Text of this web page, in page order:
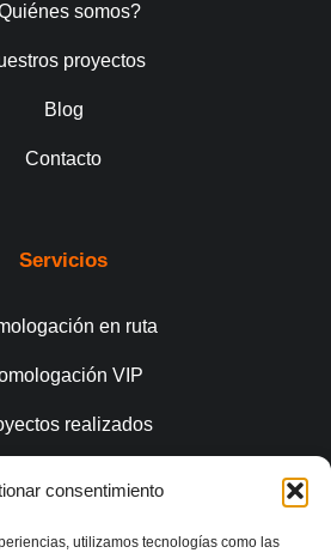
consentimiento
utilizamos tecnologías como las
somos?
proyectos
Blog
Contacto
Servicios
en ruta
VIP
realizados